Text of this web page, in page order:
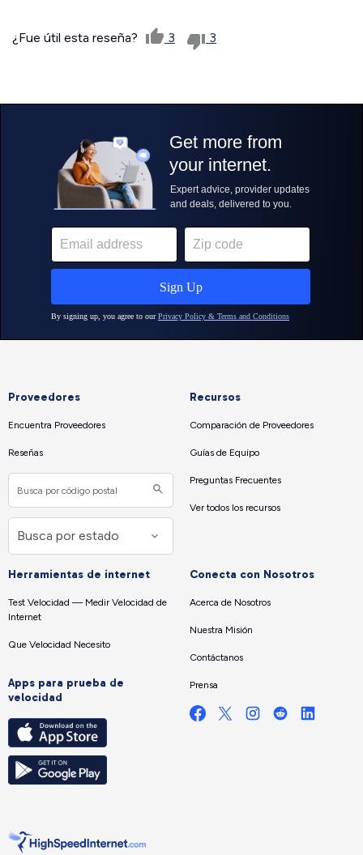
¿Fue útil esta reseña? 3 3
Proveedores
Encuentra Proveedores
Reseñas
Recursos
Comparación de Proveedores
Guías de Equipo
Preguntas Frecuentes
Ver todos los recursos
Herramientas de internet
Test Velocidad — Medir Velocidad de
Internet
Que Velocidad Necesito
Apps para prueba de
velocidad
Conecta con Nosotros
Acerca de Nosotros
Nuestra Misión
Contáctanos
Prensa